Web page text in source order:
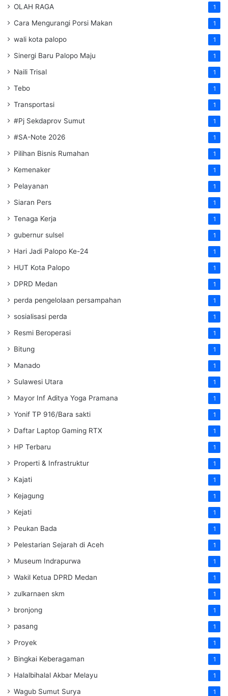
OLAH RAGA 1
Cara Mengurangi Porsi Makan 1
wali kota palopo 1
Sinergi Baru Palopo Maju 1
Naili Trisal 1
Tebo 1
Transportasi 1
#Pj Sekdaprov Sumut 1
#SA-Note 2026 1
Pilihan Bisnis Rumahan 1
Kemenaker 1
Pelayanan 1
Siaran Pers 1
Tenaga Kerja 1
gubernur sulsel 1
Hari Jadi Palopo Ke-24 1
HUT Kota Palopo 1
DPRD Medan 1
perda pengelolaan persampahan 1
sosialisasi perda 1
Resmi Beroperasi 1
Bitung 1
Manado 1
Sulawesi Utara 1
Mayor Inf Aditya Yoga Pramana 1
Yonif TP 916/Bara sakti 1
Daftar Laptop Gaming RTX 1
HP Terbaru 1
Properti & Infrastruktur 1
Kajati 1
Kejagung 1
Kejati 1
Peukan Bada 1
Pelestarian Sejarah di Aceh 1
Museum Indrapurwa 1
Wakil Ketua DPRD Medan 1
zulkarnaen skm 1
bronjong 1
pasang 1
Proyek 1
Bingkai Keberagaman 1
Halalbihalal Akbar Melayu 1
Wagub Sumut Surya 1